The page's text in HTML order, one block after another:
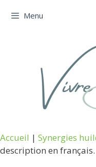
Menu
Accueil | Synergies
description en français.